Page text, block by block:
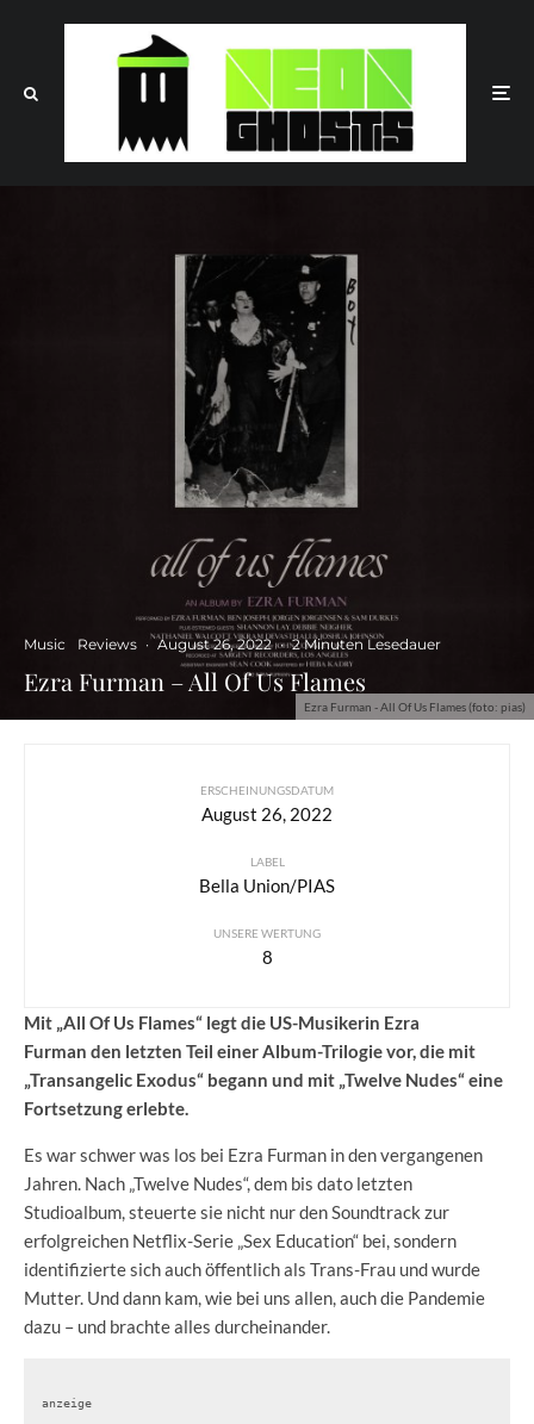
Ezra Furman - All Of Us Flames (foto: pias)
Music Reviews · August 26, 2022 · 2 Minuten Lesedauer
Ezra Furman – All Of Us Flames
ERSCHEINUNGSDATUM
August 26, 2022
LABEL
Bella Union/PIAS
UNSERE WERTUNG
8
Mit „All Of Us Flames“ legt die US-Musikerin Ezra
Furman den letzten Teil einer Album-Trilogie vor, die mit
„Transangelic Exodus“ begann und mit „Twelve Nudes“ eine
Fortsetzung erlebte.
Es war schwer was los bei Ezra Furman in den vergangenen
Jahren. Nach „Twelve Nudes“, dem bis dato letzten
Studioalbum, steuerte sie nicht nur den Soundtrack zur
erfolgreichen Netflix-Serie „Sex Education“ bei, sondern
identifizierte sich auch öffentlich als Trans-Frau und wurde
Mutter. Und dann kam, wie bei uns allen, auch die Pandemie
dazu – und brachte alles durcheinander.
anzeige